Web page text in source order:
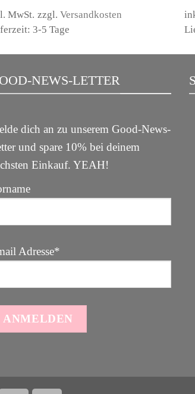
189,00 €59,00 €.
MwSt. zzgl. Versandkosten
3-5 Tage
NEWS-LETTER
dich an zu unserem Good-News-
und spare 10% bei deinem
Einkauf. YEAH!
Adresse*